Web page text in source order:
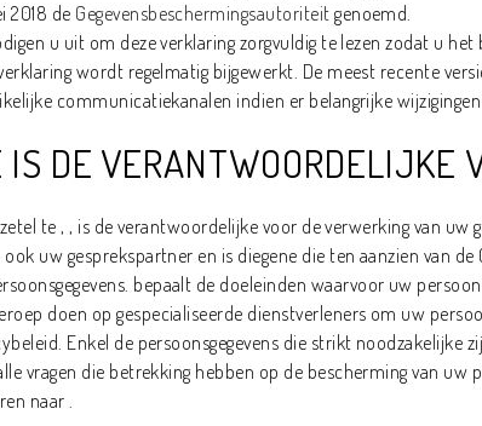
2018 de Gegevensbeschermingsautoriteit genoemd.
u uit om deze verklaring zorgvuldig te lezen zodat u
wordt regelmatig bijgewerkt. De meest recente
communicatiekanalen indien er belangrijke
DE VERANTWOORDELIJKE
te , , is de verantwoordelijke voor de verwerking van uw
ook uw gesprekspartner en is diegene die ten aanzien van
bepaalt de doeleinden waarvoor uw
doen op gespecialiseerde dienstverleners om uw
Enkel de persoonsgegevens die strikt noodzakelijke
vragen die betrekking hebben op de bescherming van
naar .